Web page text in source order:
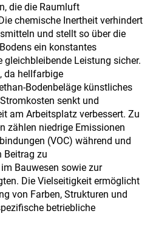
die die Raumluft
chemische Inertheit verhindert
und stellt so über die
ein konstantes
gleichbleibende Leistung sicher.
da hellfarbige
Bodenbeläge künstliches
senkt und
am Arbeitsplatz verbessert. Zu
zählen niedrige Emissionen
(VOC) während und
Beitrag zu
Bauwesen sowie zur
Die Vielseitigkeit ermöglicht
von Farben, Strukturen und
betriebliche